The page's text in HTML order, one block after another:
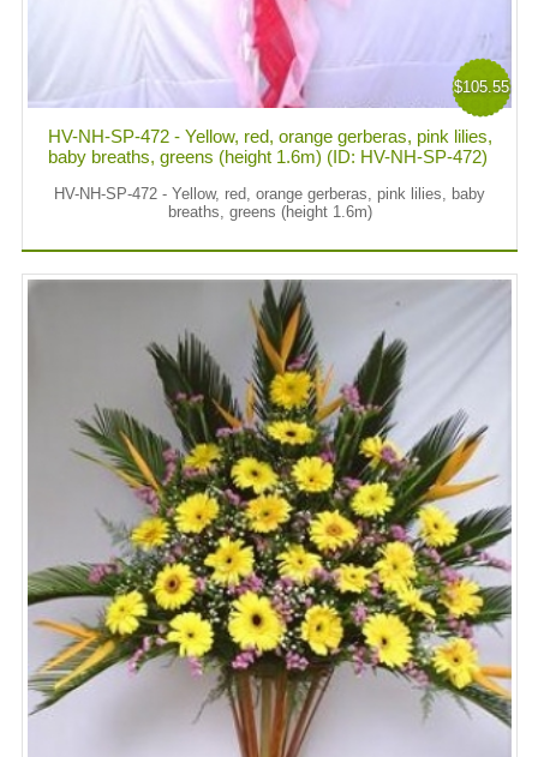
$105.55
HV-NH-SP-472 - Yellow, red, orange gerberas, pink lilies,
baby breaths, greens (height 1.6m) (ID: HV-NH-SP-472)
HV-NH-SP-472 - Yellow, red, orange gerberas, pink lilies, baby
breaths, greens (height 1.6m)